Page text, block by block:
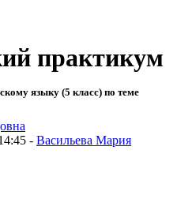
практикум
языку (5 класс) по теме
- Васильева Мария